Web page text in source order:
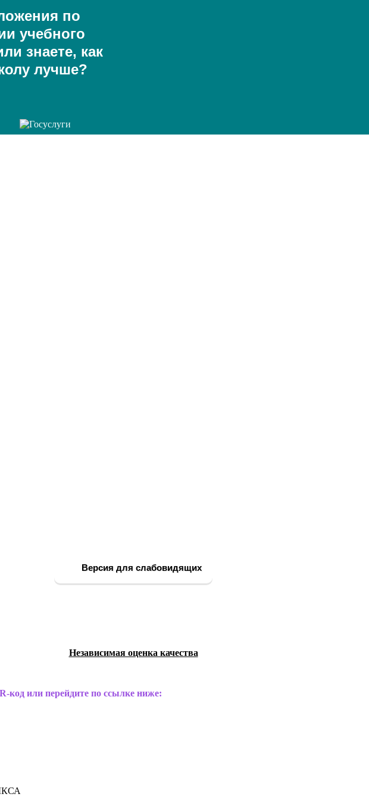
по
учебного
знаете, как
лучше?
Версия для слабовидящих
Независимая оценка качества
код или перейдите по ссылке ниже: